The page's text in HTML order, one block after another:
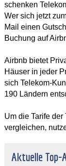
schenken
Wer sich jetzt
Mail einen
Buchung auf
Airbnb bietet
Häuser in jeder
sich Telekom-
190 Ländern
Um die Tarife
vergleichen,
Aktuelle